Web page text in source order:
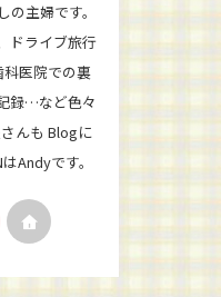
主婦です。
ドライブ旅行
医院での裏
録…など色々
んも Blogに
Andyです。